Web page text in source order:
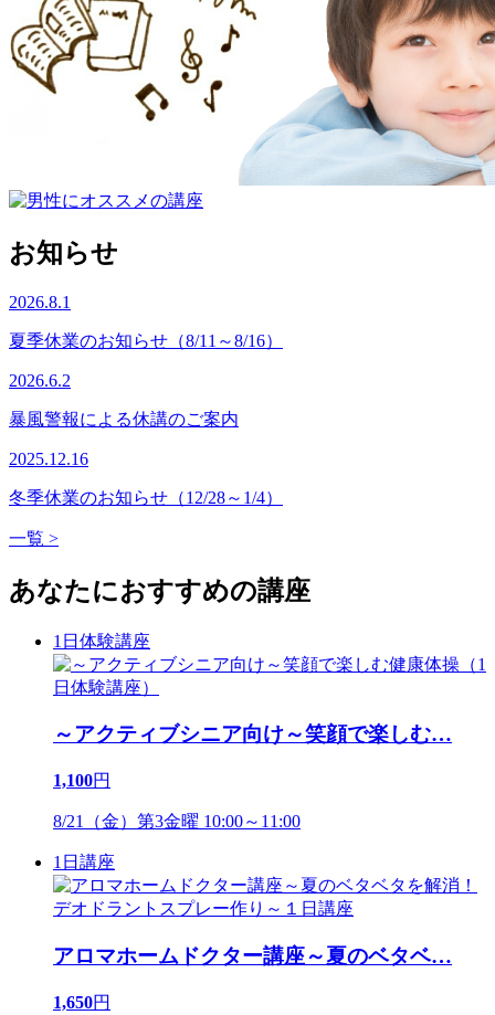
お知らせ
2026.8.1
夏季休業のお知らせ（8/11～8/16）
2026.6.2
暴風警報による休講のご案内
2025.12.16
冬季休業のお知らせ（12/28～1/4）
一覧 >
あなたにおすすめの講座
1日体験講座
～アクティブシニア向け～笑顔で楽しむ…
1,100円
8/21（金）第3金曜 10:00～11:00
1日講座
アロマホームドクター講座～夏のベタベ…
1,650円